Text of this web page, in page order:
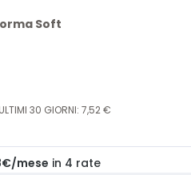
Soft
che elimina il 99,9% dei
misure (6-16M, 16-36M)
30 GIORNI: 7,52 €